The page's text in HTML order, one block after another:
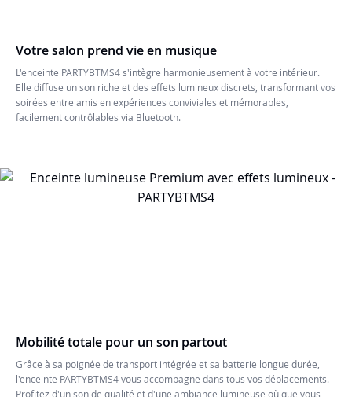
Votre salon prend vie en musique
L'enceinte PARTYBTMS4 s'intègre harmonieusement à votre intérieur.
Elle diffuse un son riche et des effets lumineux discrets, transformant vos
soirées entre amis en expériences conviviales et mémorables,
facilement contrôlables via Bluetooth.
Mobilité totale pour un son partout
Grâce à sa poignée de transport intégrée et sa batterie longue durée,
l'enceinte PARTYBTMS4 vous accompagne dans tous vos déplacements.
Profitez d'un son de qualité et d'une ambiance lumineuse où que vous